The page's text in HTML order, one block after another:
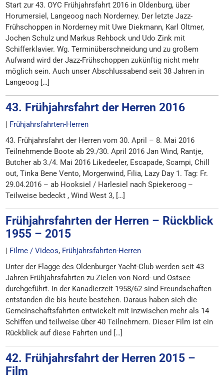
Start zur 43. OYC Frühjahrsfahrt 2016 in Oldenburg, über
Horumersiel, Langeoog nach Norderney. Der letzte Jazz-
Frühschoppen in Norderney mit Uwe Diekmann, Karl Oltmer,
Jochen Schulz und Markus Rehbock und Udo Zink mit
Schifferklavier. Wg. Terminüberschneidung und zu großem
Aufwand wird der Jazz-Frühschoppen zukünftig nicht mehr
möglich sein. Auch unser Abschlussabend seit 38 Jahren in
Langeoog […]
43. Frühjahrsfahrt der Herren 2016
| Frühjahrsfahrten-Herren
43. Frühjahrsfahrt der Herren vom 30. April – 8. Mai 2016
Teilnehmende Boote ab 29./30. April 2016 Jan Wind, Rantje,
Butcher ab 3./4. Mai 2016 Likedeeler, Escapade, Scampi, Chill
out, Tinka Bene Vento, Morgenwind, Filia, Lazy Day 1. Tag: Fr.
29.04.2016 – ab Hooksiel / Harlesiel nach Spiekeroog –
Teilweise bedeckt , Wind West 3, […]
Frühjahrsfahrten der Herren – Rückblick
1955 – 2015
| Filme / Videos, Frühjahrsfahrten-Herren
Unter der Flagge des Oldenburger Yacht-Club werden seit 43
Jahren Frühjahrsfahrten zu Zielen von Nord- und Ostsee
durchgeführt. In der Kanadierzeit 1958/62 sind Freundschaften
entstanden die bis heute bestehen. Daraus haben sich die
Gemeinschaftsfahrten entwickelt mit inzwischen mehr als 14
Schiffen und teilweise über 40 Teilnehmern. Dieser Film ist ein
Rückblick auf diese Fahrten und […]
42. Frühjahrsfahrt der Herren 2015 –
Film